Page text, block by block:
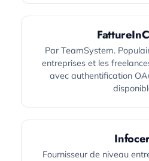
Par TeamSystem.
entreprises et les
avec authentification
Fournisseur de niveau